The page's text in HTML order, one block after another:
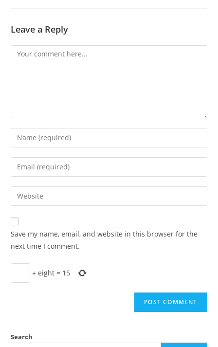
Leave a Reply
Comment
Enter
your
name
comment
Enter
your
email
address
comment
Enter
your
website
URL
(optional)
Save my name, email, and website in this browser for the
next time I comment.
+eight = 15
Search